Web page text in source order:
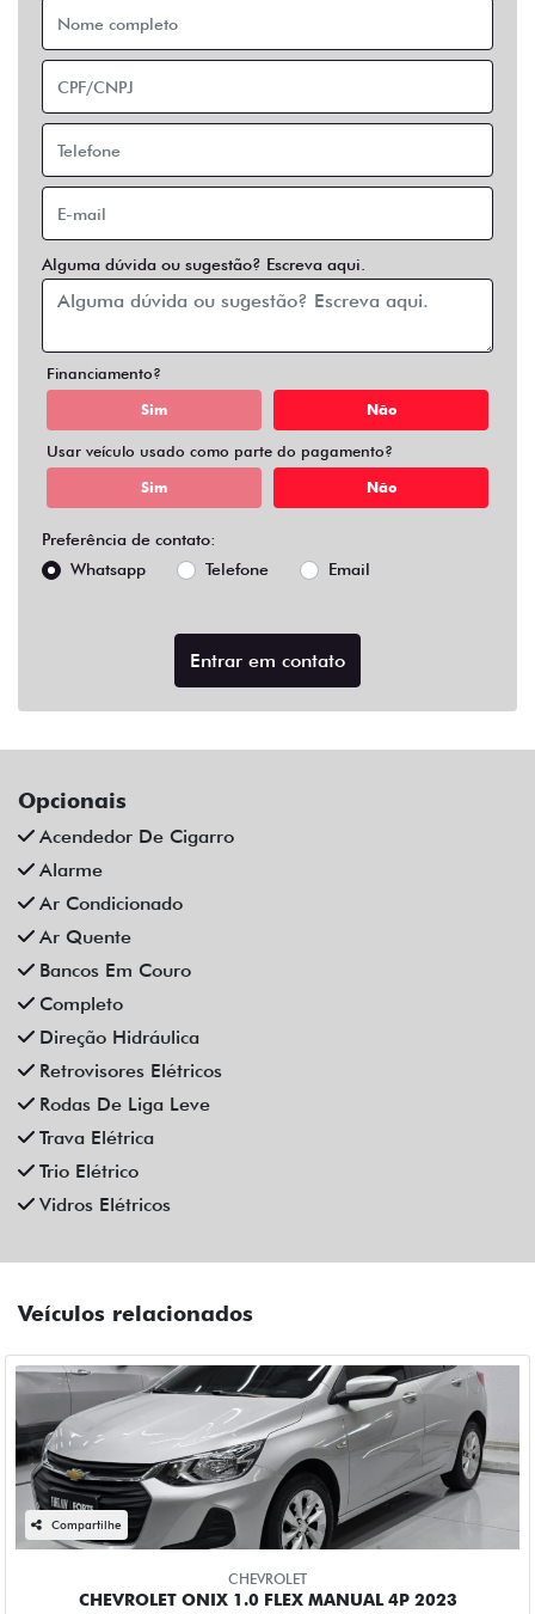
Financiamento?
Sim Não
Usar veículo usado como parte do pagamento?
Whatsapp
Telefone Email
Opcionais
Acendedor De Cigarro
Alarme
Bancos Em Couro
Completo
Direção Hidráulica
Rodas De Liga Leve
Trava Elétrica
Trio Elétrico
Vidros Elétricos
Veículos relacionados
CHEVROLET ONIX 1.0 FLEX MANUAL 4P 2023
Fiat Dahruj
R$ 72.990,00
44.000 km 2022/2023
Mais informações